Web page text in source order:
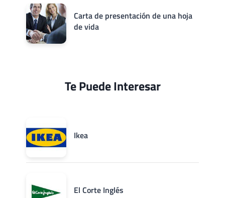
Carta de presentación de una hoja
de vida
Te Puede Interesar
Ikea
El Corte Inglés